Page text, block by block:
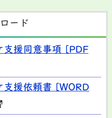
ード
支援同意事項 [PDF
支援依頼書 [WORD